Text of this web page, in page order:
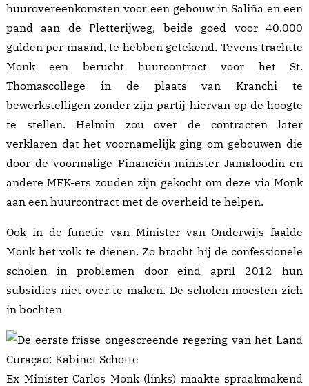
huurovereenkomsten voor een gebouw in Saliña en een
pand aan de Pletterijweg, beide goed voor 40.000
gulden per maand, te hebben getekend. Tevens trachtte
Monk een berucht huurcontract voor het St.
Thomascollege in de plaats van Kranchi te
bewerkstelligen zonder zijn partij hiervan op de hoogte
te stellen. Helmin zou over de contracten later
verklaren dat het voornamelijk ging om gebouwen die
door de voormalige Financiën-minister Jamaloodin en
andere MFK-ers zouden zijn gekocht om deze via Monk
aan een huurcontract met de overheid te helpen.
Ook in de functie van Minister van Onderwijs faalde
Monk het volk te dienen. Zo bracht hij de confessionele
scholen in problemen door eind april 2012 hun
subsidies niet over te maken. De scholen moesten zich
in bochten
Ex Minister Carlos Monk (links) maakte spraakmakend